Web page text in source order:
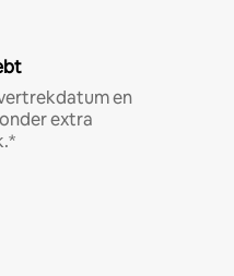
en
extra